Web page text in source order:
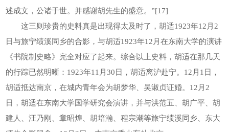
述成文，公诸于世。并感谢胡先生的盛意。”[17]
这三则珍贵的史料真是出现得太及时了，胡适1923年12月2
日与旅宁绩溪同乡的合影，与胡适1923年12月在东南大学的演讲
《书院制史略》完全对应了起来。综合以上史料，胡适在那几天
的行踪已然明晰：1923年11月30日，胡适离沪赴宁。12月1日，
胡适抵达南京，在城内青年会为胡梦华、吴淑贞证婚。12月2
日，胡适在东南大学国学研究会演讲，并与洪范五、胡广平、胡
建人、汪乃刚、章昭煌、胡培瀚、程宗潮等旅宁绩溪同乡、东大